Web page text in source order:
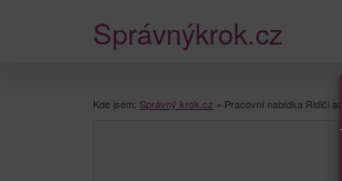
Správnýkrok.cz
Kde jsem: Správný krok.cz » Pracovní nabídka Ridiči